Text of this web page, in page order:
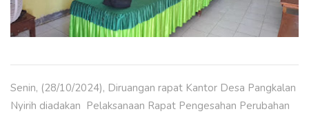
Senin, (28/10/2024), Diruangan rapat Kantor Desa Pangkalan
Nyirih diadakan Pelaksanaan Rapat Pengesahan Perubahan